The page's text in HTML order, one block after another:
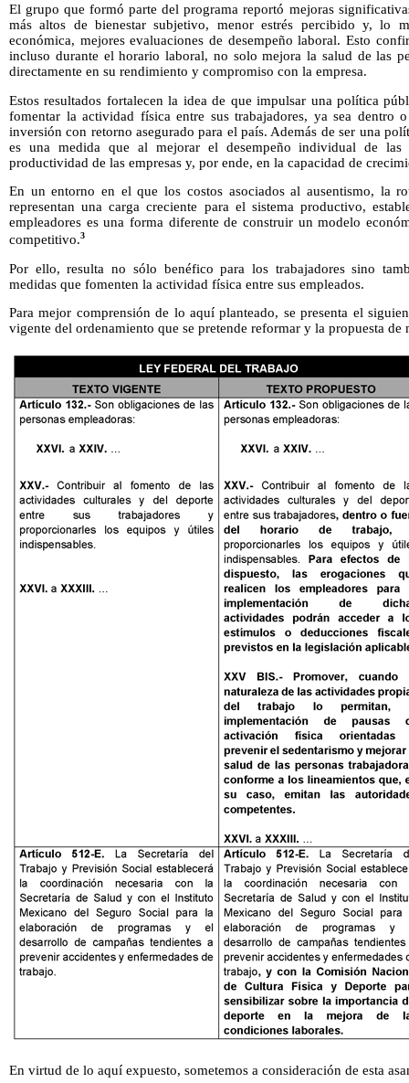
El grupo que formó parte del programa reportó mejoras
más altos de bienestar subjetivo, menor estrés percibido y, lo
económica, mejores evaluaciones de desempeño laboral. Esto
incluso durante el horario laboral, no solo mejora la salud de las
directamente en su rendimiento y compromiso con la empresa.
Estos resultados fortalecen la idea de que impulsar una política
fomentar la actividad física entre sus trabajadores, ya sea dentro
inversión con retorno asegurado para el país. Además de ser una
es una medida que al mejorar el desempeño individual de las
productividad de las empresas y, por ende, en la capacidad de
En un entorno en el que los costos asociados al ausentismo, la
representan una carga creciente para el sistema productivo,
empleadores es una forma diferente de construir un modelo
competitivo.3
Por ello, resulta no sólo benéfico para los trabajadores sino
medidas que fomenten la actividad física entre sus empleados.
Para mejor comprensión de lo aquí planteado, se presenta el
vigente del ordenamiento que se pretende reformar y la propuesta
En virtud de lo aquí expuesto, sometemos a consideración de esta